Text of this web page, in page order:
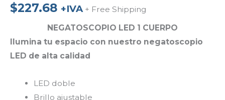
$227.68 +IVA + Free Shipping
NEGATOSCOPIO LED 1 CUERPO
Ilumina tu espacio con nuestro ​negatoscopio
LED de alta calidad
LED doble
Brillo ajustable